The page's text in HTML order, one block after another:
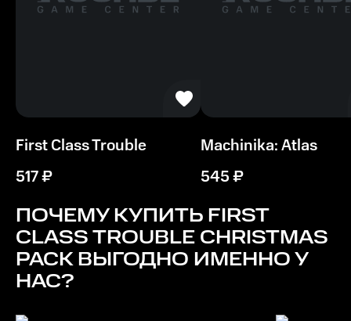
Видеокарта
Intel Core i5 / AMD Ryzen 5 or higher
Память
8 GB ОЗУ
Место на диске
20 GB
First Class Trouble
517₽
Machinika: Atlas
545₽
ПОЧЕМУ КУПИТЬ FIRST
CLASS TROUBLE CHRISTMAS
PACKВЫГОДНО ИМЕННО У
НАС?